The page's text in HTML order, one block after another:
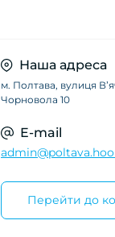
Наша адреса
м. Полтава, вулиця
Чорновола 10
E-mail
Перейти до